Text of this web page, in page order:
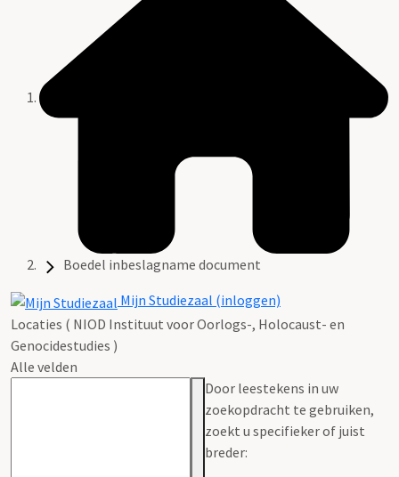
Boedel inbeslagname document
Mijn Studiezaal (inloggen)
Locaties ( NIOD Instituut voor Oorlogs-, Holocaust- en
Genocidestudies )
Alle velden
Door leestekens in uw
zoekopdracht te gebruiken,
zoekt u specifieker of juist
breder: